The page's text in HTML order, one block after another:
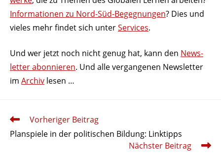
Infor­ma­tionen zu Nord-Süd-Begeg­nungen? Dies und
vieles mehr findet sich unterServices.
Und wer jetzt noch nicht genug hat, kann den News­
letter abon­nieren. Und alle vergan­genen News­letter
im Archiv lesen …
Weitere
Artikel
ansehen
Vorheriger Beitrag
Plan­spiele in der poli­ti­schen Bildung: Linktipps
Nächster Beitrag